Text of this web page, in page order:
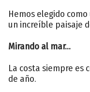
Hemos elegido
un increíble paisaje
Mirando al mar...
La costa siempre es
de año.